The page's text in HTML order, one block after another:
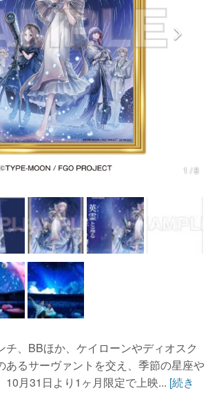
ーとは？
1 / 8
チ、BBほか、ケイローンやディオスク
あるサーヴァントを交え、季節の星座や
10月31日より1ヶ月限定で上映... [続き